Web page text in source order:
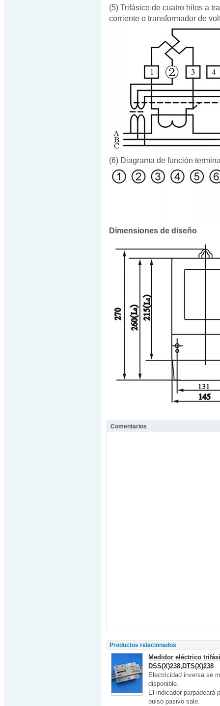
(5) Trifásico de cuatro hilos a
corriente o transformador de
(6) Diagrama de función
Dimensiones de diseño
Comentarios
Productos relacionados
Medidor eléctrico
DSS(X)238,DTS(X)238
Electricidad inversa se
disponible.
El indicador parpadeará
pulso pasivo sale.